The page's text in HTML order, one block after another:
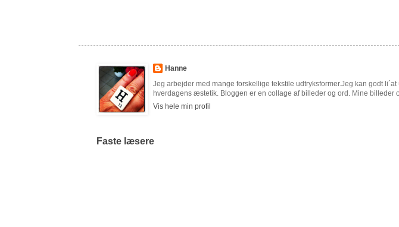
Hanne
Jeg arbejder med mange forskellige tekstile udtryksformer.Jeg kan godt
hverdagens æstetik. Bloggen er en collage af billeder og ord. Mine billeder
Vis hele min profil
Faste læsere